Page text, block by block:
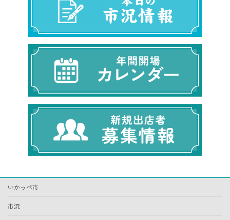
いかっぺ市
市況